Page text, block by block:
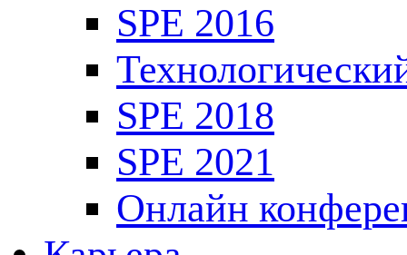
SPE 2016
SPE 2018
SPE 2021
Онлайн